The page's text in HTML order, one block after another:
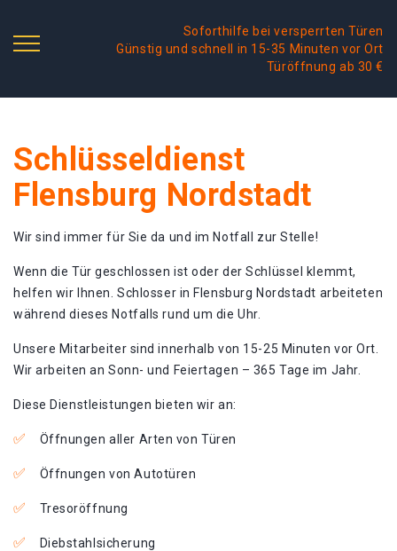
Soforthilfe bei versperrten Türen
Günstig und schnell in 15-35 Minuten vor Ort
Türöffnung ab 30 €
Schlüsseldienst
Flensburg Nordstadt
Wir sind immer für Sie da und im Notfall zur Stelle!
Wenn die Tür geschlossen ist oder der Schlüssel klemmt,
helfen wir Ihnen. Schlosser in Flensburg Nordstadt arbeiteten
während dieses Notfalls rund um die Uhr.
Unsere Mitarbeiter sind innerhalb von 15-25 Minuten vor Ort.
Wir arbeiten an Sonn- und Feiertagen – 365 Tage im Jahr.
Diese Dienstleistungen bieten wir an:
Öffnungen aller Arten von Türen
Öffnungen von Autotüren
Tresoröffnung
Diebstahlsicherung